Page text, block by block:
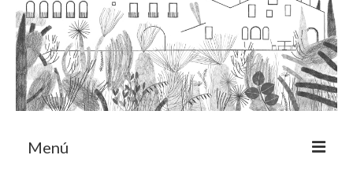
Menú